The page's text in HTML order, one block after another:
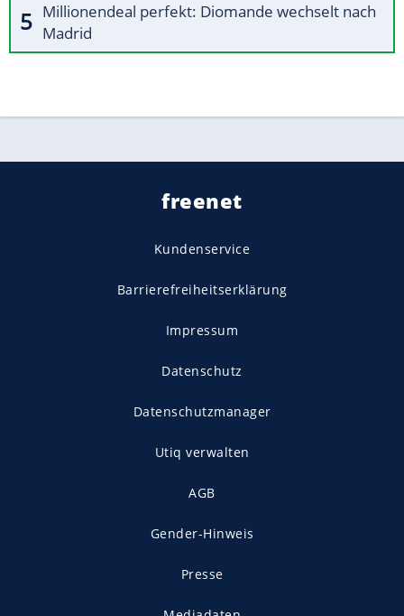
Millionendeal perfekt: Diomande wechselt nach
Madrid
freenet
Kundenservice
Barrierefreiheitserklärung
Impressum
Datenschutz
Datenschutzmanager
Utiq verwalten
AGB
Gender-Hinweis
Presse